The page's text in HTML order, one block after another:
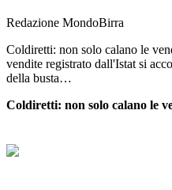
Redazione MondoBirra
Coldiretti: non solo calano le
vendite registrato dall'Istat si
della busta…
Coldiretti: non solo calano le